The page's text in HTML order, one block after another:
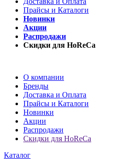
Прайсы и Каталоги
Новинки
Акции
Распродажи
Скидки для HoReCa
О компании
Бренды
Доставка и Оплата
Прайсы и Каталоги
Новинки
Акции
Распродажи
Скидки для HoReCa
Каталог